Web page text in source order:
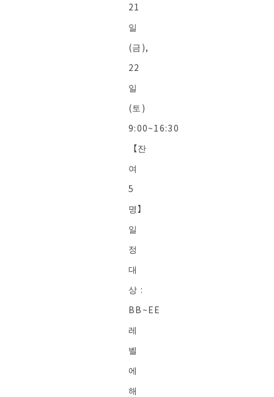
21
일
(금),
22
일
(토)
9:00~16:30
【잔
여
5
명】
일
정
대
상 :
BB~EE
레
벨
에
해